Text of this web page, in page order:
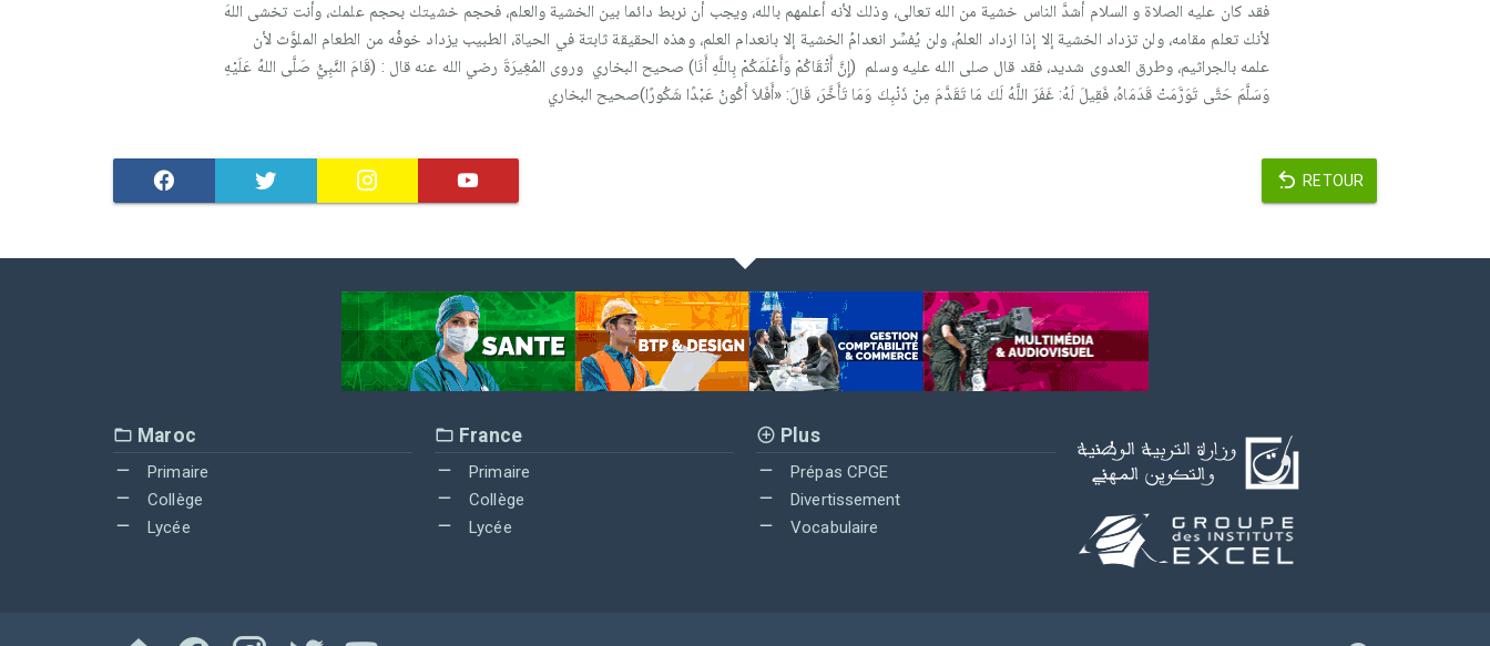
فقد كان عليه الصلاة و السلام أشدَّ الناس خشية من الله تعالى، وذلك لأنه أعلمهم بالله، ويجب أن نربط دائما بين الخشية والعلم، فحجم خشيتك بحجم علمك، وأنت تخشى اللهَ
لأنك تعلم مقامه، ولن تزداد الخشية إلا إذا ازداد العلمُ، ولن يُفسِّر انعدامُ الخشية إلا بانعدام العلم، وهذه الحقيقة ثابتة في الحياة، الطبيب يزداد خوفُه من الطعام الملوَّث لأن
علمه بالجراثيم، وطرق العدوى شديد، فقد قال صلى الله عليه وسلم (إِنَّ أَتْقَاكُمْ وَأَعْلَمَكُمْ بِاللَّهِ أَنَا) صحيح البخاري وروى المُغِيرَةَ رضي الله عنه قال : (قَامَ النَّبِيُّ صَلَّى اللهُ عَلَيْهِ
وَسَلَّمَ حَتَّى تَوَرَّمَتْ قَدَمَاهُ، فَقِيلَ لَهُ: غَفَرَ اللَّهُ لَكَ مَا تَقَدَّمَ مِنْ ذَنْبِكَ وَمَا تَأَخَّرَ، قَالَ: «أَفَلاَ أَكُونُ عَبْدًا شَكُورًا)صحيح البخاري
RETOUR
Maroc
Primaire
Collège
Lycée
France
Primaire
Collège
Lycée
Plus
Prépas CPGE
Divertissement
Vocabulaire